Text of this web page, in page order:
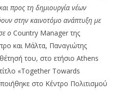
VIEWING
προς τη δημιουργία νέων
στην καινοτόμο ανάπτυξη με
ο Country Manager της
και Μάλτα, Παναγιώτης
του, στο ετήσιο Athens
«Together Towards
στο Κέντρο Πολιτισμού